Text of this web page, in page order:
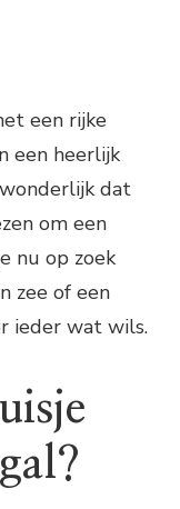
een rijke
een heerlijk
dat
om een
nu op zoek
zee of een
ieder wat wils.